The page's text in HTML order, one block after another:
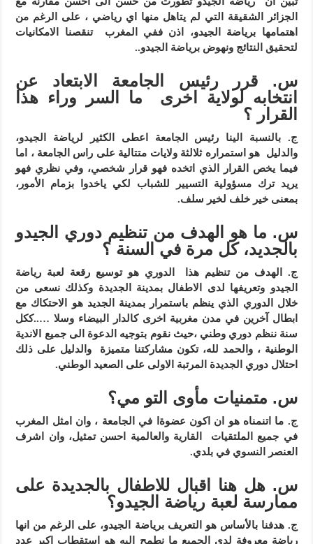
الجزائر الشقيقة التي لم يتاهل منها اي رياضي ، على الرغم من
اهتمامها برياضة الجيدو، اذن ففي المغرب تنقصنا الامكانيات
لتحقيق النتائج ونهوض برياضة الجيدو..
س. قرر رئيس الجامعة الابتعاد عن
انتخابه لولاية اخرى ما السر وراء هذا
القرار ؟
ج. بالنسبة الينا رئيس الجامعة اعطى الكثير لرياضة الجيدو،
والدليل هو استمراره ثلالثة ولايات متتالية على راس الجامعة ، اما
فيما يخص القرار الذي اتخده فهو قرار شخصي، وفي نظري فهو
يريد ترك مسؤولية التسيير للشباب لكي ياخدوا بزمام الأمور،
بمعنى خير خلف لخير سلف.
س. ما هو الهدف من تنظيم دوري الجيدو
بالجديد، كل مرة في السنة ؟
ج. الهدف من تنظيم هذا الدوري هو توسيع رقعة لعبة رياضة
الجيدو وتعريفها لدى الاطفال بمدينة الجديدة وكذلك نسعى من
خلال الدوري الذي ينظم باستمرار بمدينة الجديد هو الاحتكاك مع
ابطال آخرين في مدن مغربية اخرى كالدار البيضاء وسلا …..ككل
سنة ننظم دوري وطني ،حيث نقوم بتوجيه الدعوة الى جميع الاندية
الوطنية ، والحمد لله، تكون مشاركتنا متميزة والدليل على ذلك
احتلال دوري الجديدة المرتبة الاولى على الصعيد الوطني.
س. متمنيات مأوى التو مي؟
ج. ما اتنمناه هو ان اكون عضوةا في الجامعة ، وان امثل المغرب
في جميع الملتقيات القارية والعالمية احسن تمثيل، وان اشرف
العنصر النسوي في بلدي.
س. هل هنا اقبال للاطفال بالجديدة على
ممارسة لعبة رياضة الجيدو؟
ج. هدفنا بالأساس هو التعريف برياضة الجيدو، على الرغم من انها
رياضة معروفة لدى الجميع ما نطمح اليه هو استقطاب اكبر عدد